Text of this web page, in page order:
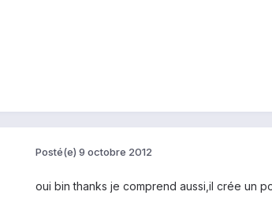
Posté(e) 9 octobre 2012
oui bin thanks je comprend aussi,il crée un